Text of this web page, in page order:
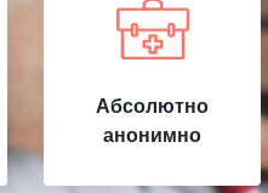
Абсолютно
анонимно